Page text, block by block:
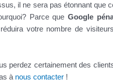
il ne sera pas étonnant que
Parce que Google
votre nombre de
perdez certainement des
à nous contacter !